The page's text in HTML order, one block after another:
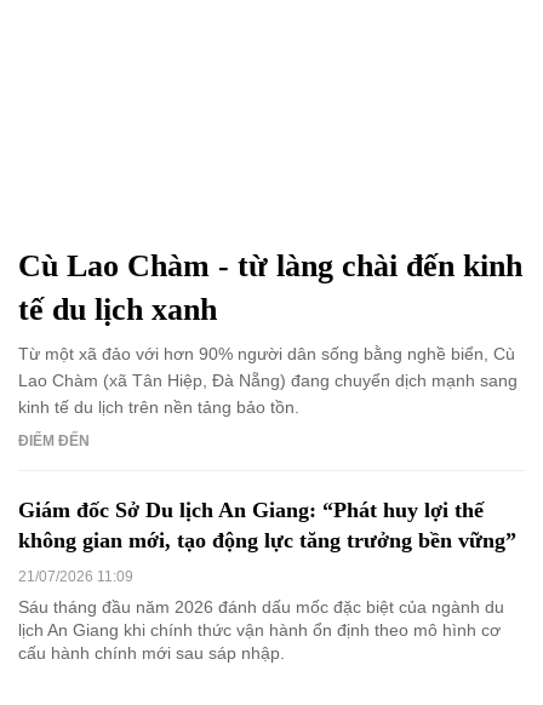
Cù Lao Chàm - từ làng chài đến kinh
tế du lịch xanh
Từ một xã đảo với hơn 90% người dân sống bằng nghề biển, Cù
Lao Chàm (xã Tân Hiệp, Đà Nẵng) đang chuyển dịch mạnh sang
kinh tế du lịch trên nền tảng bảo tồn.
ĐIỂM ĐẾN
Giám đốc Sở Du lịch An Giang: “Phát huy lợi thế
không gian mới, tạo động lực tăng trưởng bền vững”
21/07/2026 11:09
Sáu tháng đầu năm 2026 đánh dấu mốc đặc biệt của ngành du
lịch An Giang khi chính thức vận hành ổn định theo mô hình cơ
cấu hành chính mới sau sáp nhập.